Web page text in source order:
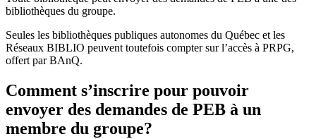
bibliothèques du groupe.
Seules les bibliothèques publiques autonomes du Québec et les
Réseaux BIBLIO peuvent toutefois compter sur l’accès à PRPG,
offert par BAnQ.
Comment s’inscrire pour pouvoir
envoyer des demandes de PEB à un
membre du groupe?